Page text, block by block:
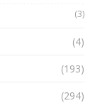
(3)
(4)
(193)
(294)